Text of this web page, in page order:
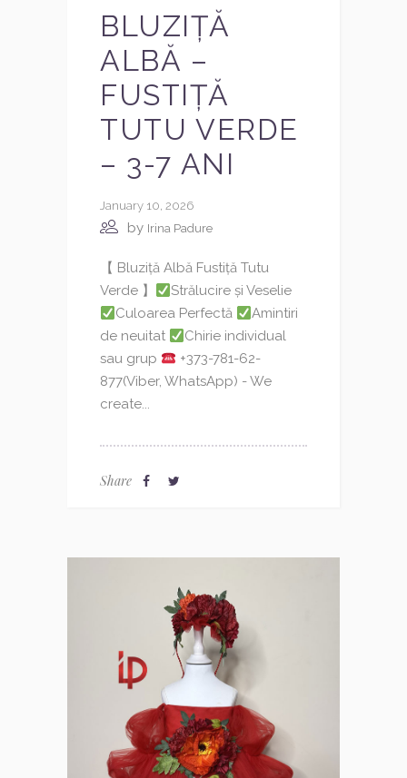
BLUZIȚĂ
ALBĂ –
FUSTIȚĂ
TUTU VERDE
– 3-7 ANI
January 10, 2026
by Irina Padure
【 Bluziță Albă Fustiță Tutu
Verde 】
Strălucire și Veselie
Culoarea Perfectă
Amintiri
de neuitat
Chirie individual
sau grup
+373-781-62-
877(Viber, WhatsApp) - We
create...
Share